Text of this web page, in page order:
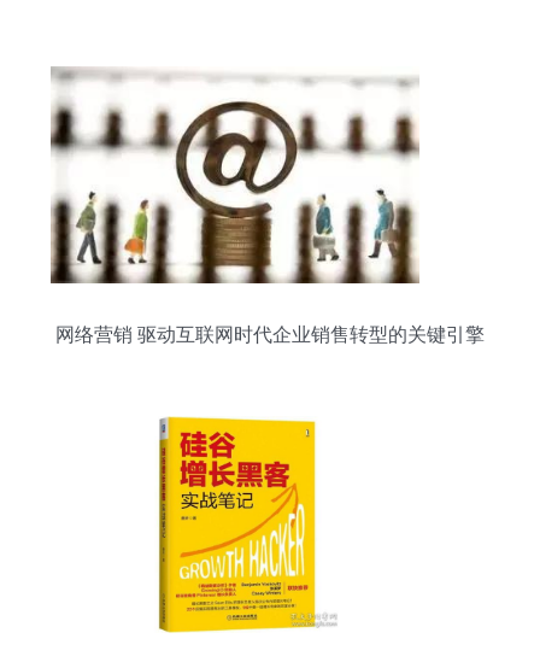
网络营销 驱动互联网时代企业销售转型的关键引擎